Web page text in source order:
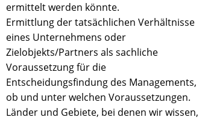
ermittelt werden könnte.
Ermittlung der tatsächlichen Verhältnisse
eines Unternehmens oder
Zielobjekts/Partners als sachliche
Voraussetzung für die
Entscheidungsfindung des Managements,
ob und unter welchen Voraussetzungen.
Länder und Gebiete, bei denen wir wissen,